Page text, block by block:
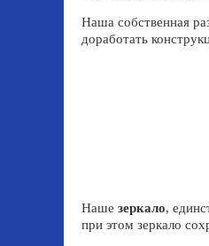
Наша собственная
доработать
Наше зеркало,
при этом зеркало